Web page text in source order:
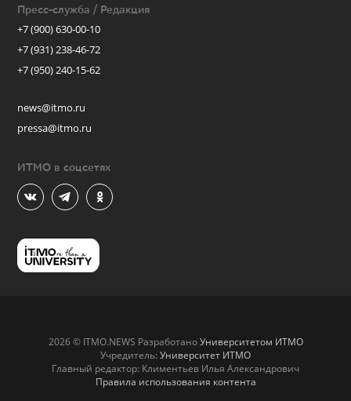
Пресс-служба / Редакция
+7 (900) 630-00-10
+7 (931) 238-46-72
+7 (950) 240-15-62
news@itmo.ru
pressa@itmo.ru
ИТМО в соцсетях
2026 © ITMO.NEWS РазработаноУниверситетом ИТМО
Учредитель: Университет ИТМО
Главный редактор: Климентьев Илья Александрович
Правила использования контента